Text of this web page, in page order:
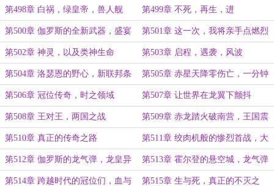
第498章 白祸，绿皇帝，兽人舰
队，苏醒
第499章 不死，再生，进
化，‘真’一眼瞪爆卫星
第500章 伽罗斯的全新武器，盛宴 第501章 这一次，我将亲手点燃烈
焰，让诸国燃烧
第502章 神灵，以及类神生命 第503章 启程，遇袭，风波
第504章 洛瑟恩的野心，新联邦条
约
第505章 赤星天降零伤亡，一分钟
生擒西奥王（大章，求月票）
第506章 冠位传奇，时之领域 第507章 让世界在龙翼下颤抖
第508章 王对王，两国之战 第509章 赤龙踏火破南营，王国震
怒烽烟起。
第510章 真正的传奇之路 第511章 绞肉机般的惨烈首战，大
地操纵仪
第512章 伽罗斯的龙气弹，龙皇异
次元
第513章 霍尔登的悬空城，龙气弹
与时之壁
第514章 跨越时代的冠位们，血与 第515章 生与死，真正的不灭之